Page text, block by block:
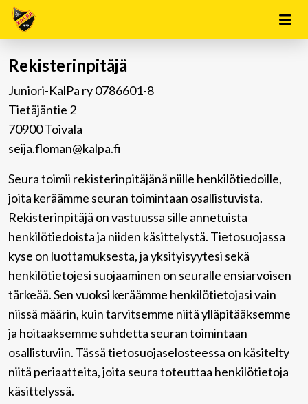
Rekisterinpitäjä
Juniori-KalPa ry 0786601-8
Tietäjäntie 2
70900 Toivala
seija.floman@kalpa.fi
Seura toimii rekisterinpitäjänä niille henkilötiedoille,
joita keräämme seuran toimintaan osallistuvista.
Rekisterinpitäjä on vastuussa sille annetuista
henkilötiedoista ja niiden käsittelystä. Tietosuojassa
kyse on luottamuksesta, ja yksityisyytesi sekä
henkilötietojesi suojaaminen on seuralle ensiarvoisen
tärkeää. Sen vuoksi keräämme henkilötietojasi vain
niissä määrin, kuin tarvitsemme niitä ylläpitääksemme
ja hoitaaksemme suhdetta seuran toimintaan
osallistuviin. Tässä tietosuojaselosteessa on käsitelty
niitä periaatteita, joita seura toteuttaa henkilötietoja
käsittelyssä.